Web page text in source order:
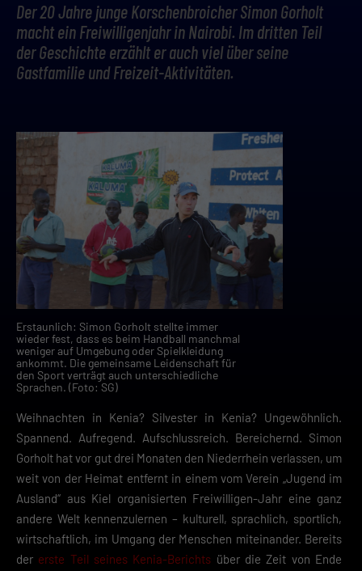
Der 20 Jahre junge Korschenbroicher Simon Gorholt
macht ein Freiwilligenjahr in Nairobi. Im dritten Teil
der Geschichte erzählt er auch viel über seine
Gastfamilie und Freizeit-Aktivitäten.
Erstaunlich: Simon Gorholt stellte immer
wieder fest, dass es beim Handball manchmal
weniger auf Umgebung oder Spielkleidung
ankommt. Die gemeinsame Leidenschaft für
den Sport verträgt auch unterschiedliche
Sprachen. (Foto: SG)
Weihnachten in Kenia? Silvester in Kenia? Ungewöhnlich.
Spannend. Aufregend. Aufschlussreich. Bereichernd. Simon
Gorholt hat vor gut drei Monaten den Niederrhein verlassen, um
weit von der Heimat entfernt in einem vom Verein „Jugend im
Ausland“ aus Kiel organisierten Freiwilligen-Jahr eine ganz
andere Welt kennenzulernen – kulturell, sprachlich, sportlich,
wirtschaftlich, im Umgang der Menschen miteinander. Bereits
der erste Teil seines Kenia-Berichts über die Zeit von Ende